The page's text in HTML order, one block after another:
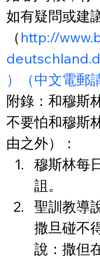
如有疑問或建
（ http://
）（中文電郵
附錄：和穆斯
不要怕和穆斯
由之外）：
穆斯林每
詛。
聖訓教導
撒旦碰不
說：撒但